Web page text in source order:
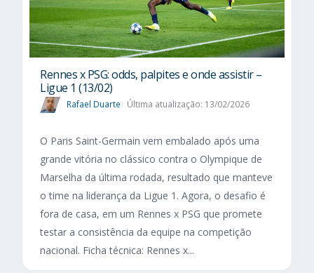
Rennes x PSG: odds, palpites e onde assistir –
Ligue 1 (13/02)
Rafael Duarte Última atualização: 13/02/2026
O Paris Saint-Germain vem embalado após uma
grande vitória no clássico contra o Olympique de
Marselha da última rodada, resultado que manteve
o time na liderança da Ligue 1. Agora, o desafio é
fora de casa, em um Rennes x PSG que promete
testar a consistência da equipe na competição
nacional. Ficha técnica: Rennes x...